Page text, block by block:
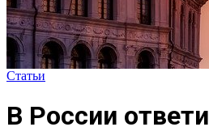
Статьи
В России